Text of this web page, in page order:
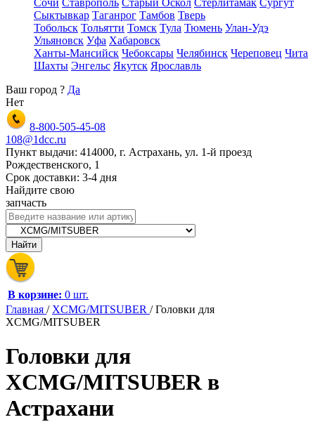
Сочи Ставрополь Старый Оскол Стерлитамак Сургут
Сыктывкар Таганрог Тамбов Тверь
Тобольск Тольятти Томск Тула Тюмень Улан-Удэ
Ульяновск Уфа Хабаровск
Ханты-Мансийск Чебоксары Челябинск Череповец Чита
Шахты Энгельс Якутск Ярославль
Ваш город ? Да
Нет
8-800-505-45-08
108@1dcc.ru
Пункт выдачи: 414000, г. Астрахань, ул. 1-й проезд
Рождественского, 1
Срок доставки: 3-4 дня
Найдите свою
запчасть
В корзине: 0 шт.
Главная / XCMG/MITSUBER /Головки для
XCMG/MITSUBER
Головки для
XCMG/MITSUBER в
Астрахани